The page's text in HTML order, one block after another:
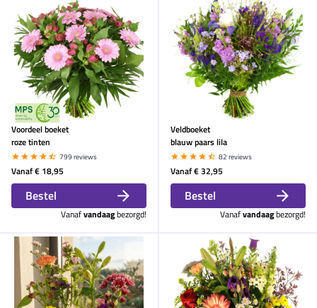
Voordeel boeket
roze tinten
799 reviews
Vanaf€ 18,95
Bestel
Vanafvandaagbezorgd!
Veldboeket
blauw paars lila
82 reviews
Vanaf€ 32,95
Bestel
Vanafvandaagbezorgd!